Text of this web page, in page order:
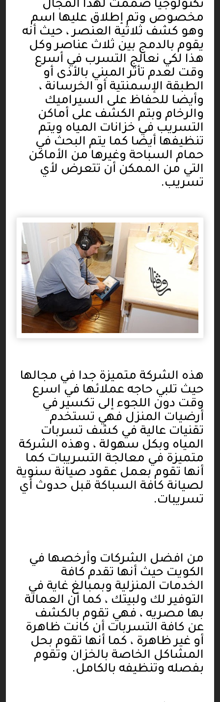
تكنولوجيا صممت لهذا المجال
مخصوص وتم إطلاق عليها اسم
وهو كشف ثلاثية العنصر ، حيث أنه
يقوم بالدمج بين ثلاث عناصر وكل
هذا لكي نعالج التسرب في أسرع
وقت لعدم تأثر المبني بالأذى أو
الطبقة الإسمنتية أو الخرسانة ،
وأيضا للحفاظ على السيراميك
والرخام وبتم الكشف على أماكن
التسريب في خزانات المياه ويتم
تنظيفها أيضا كما يتم البحث في
حمام السباحة وغيرها من الأماكن
التي من الممكن أن تتعرض لأي
تسريب.
هذه الشركة متميزة جدا في مجالها
حيث تلبي حاجه عملائها في اسرع
وقت دون اللجوء إلى تكسير في
أرضيات المنزل فهي تستخدم
تقنيات عالية في كشف تسربات
المياه وبكل سهولة ، وهذه الشركة
متميزة في معالجة التسريبات كما
أنها تقوم بعمل عقود صيانة سنوية
لصيانة كافة السباكة قبل حدوث أي
تسريبات.
من افضل الشركات وأرخصها في
الكويت حيث أنها تقدم كافة
الخدمات المنزلية وبمبالغ غاية في
التوفير لك ولبيتك ، كما أن العمالة
بها مصريه ، فهي تقوم بالكشف
عن كافة التسربات أن كانت ظاهرة
أو غير ظاهرة ، كما أنها تقوم بحل
المشاكل الخاصة بالخزان وتقوم
بفصله وتنظيفه بالكامل.